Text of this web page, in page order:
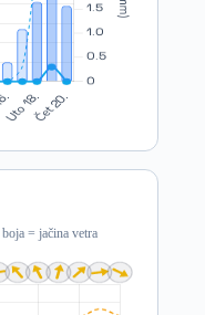
= jačina vetra